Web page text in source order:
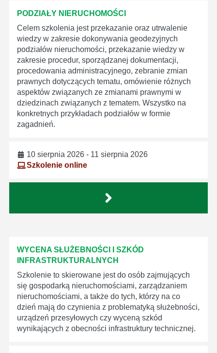
PODZIAŁY NIERUCHOMOŚCI
Celem szkolenia jest przekazanie oraz utrwalenie
wiedzy w zakresie dokonywania geodezyjnych
podziałów nieruchomości, przekazanie wiedzy w
zakresie procedur, sporządzanej dokumentacji,
procedowania administracyjnego, zebranie zmian
prawnych dotyczących tematu, omówienie różnych
aspektów związanych ze zmianami prawnymi w
dziedzinach związanych z tematem. Wszystko na
konkretnych przykładach podziałów w formie
zagadnień.
10 sierpnia 2026 - 11 sierpnia 2026
Szkolenie online
WYCENA SŁUŻEBNOŚCI I SZKÓD
INFRASTRUKTURALNYCH
Szkolenie to skierowane jest do osób zajmujących
się gospodarką nieruchomościami, zarządzaniem
nieruchomościami, a także do tych, którzy na co
dzień mają do czynienia z problematyką służebności,
urządzeń przesyłowych czy wyceną szkód
wynikających z obecności infrastruktury technicznej.